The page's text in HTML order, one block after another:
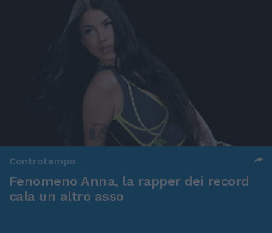
Controtempo
Fenomeno Anna, la rapper dei record
cala un altro asso